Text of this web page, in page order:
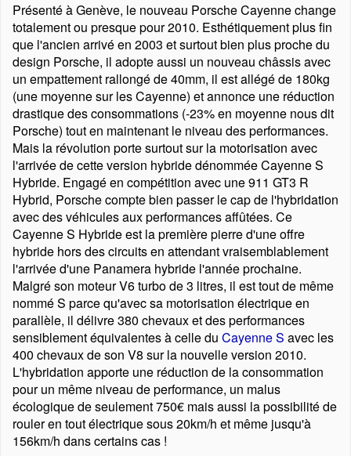
Présenté à Genève, le nouveau Porsche Cayenne change
totalement ou presque pour 2010. Esthétiquement plus fin
que l'ancien arrivé en 2003 et surtout bien plus proche du
design Porsche, il adopte aussi un nouveau châssis avec
un empattement rallongé de 40mm, il est allégé de 180kg
(une moyenne sur les Cayenne) et annonce une réduction
drastique des consommations (-23% en moyenne nous dit
Porsche) tout en maintenant le niveau des performances.
Mais la révolution porte surtout sur la motorisation avec
l'arrivée de cette version hybride dénommée Cayenne S
Hybride. Engagé en compétition avec une 911 GT3 R
Hybrid, Porsche compte bien passer le cap de l'hybridation
avec des véhicules aux performances affûtées. Ce
Cayenne S Hybride est la première pierre d'une offre
hybride hors des circuits en attendant vraisemblablement
l'arrivée d'une Panamera hybride l'année prochaine.
Malgré son moteur V6 turbo de 3 litres, il est tout de même
nommé S parce qu'avec sa motorisation électrique en
parallèle, il délivre 380 chevaux et des performances
sensiblement équivalentes à celle du Cayenne S avec les
400 chevaux de son V8 sur la nouvelle version 2010.
L'hybridation apporte une réduction de la consommation
pour un même niveau de performance, un malus
écologique de seulement 750€ mais aussi la possibilité de
rouler en tout électrique sous 20km/h et même jusqu'à
156km/h dans certains cas !